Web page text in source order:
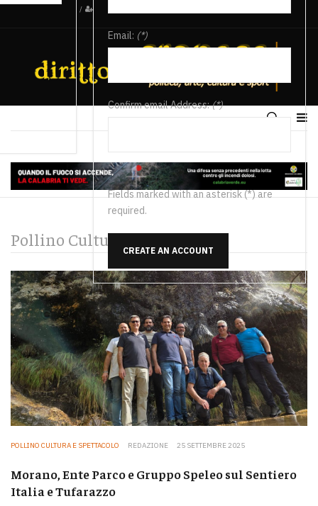
/
Email: (*)
Confirm email Address:(*)
Fields marked with an asterisk (*) are
required.
CREATE AN ACCOUNT
Pollino Cultura e Spettacolo
POLLINO CULTURA E SPETTACOLO REDAZIONE 25 SETTEMBRE 2025
Morano, Ente Parco e Gruppo Speleo sul Sentiero
Italia e Tufarazzo